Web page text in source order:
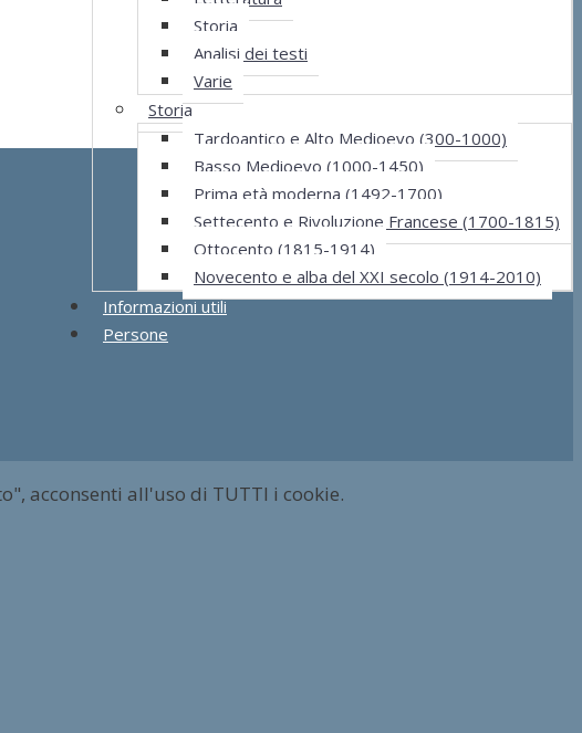
Storia
Analisi dei testi
Varie
Storia
Tardoantico e Alto Medioevo (300-1000)
Basso Medioevo (1000-1450)
Prima età moderna (1492-1700)
Settecento e Rivoluzione Francese (1700-1815)
Ottocento (1815-1914)
Novecento e alba del XXI secolo (1914-2010)
Informazioni utili
Persone
acconsenti all'uso di TUTTI i cookie.